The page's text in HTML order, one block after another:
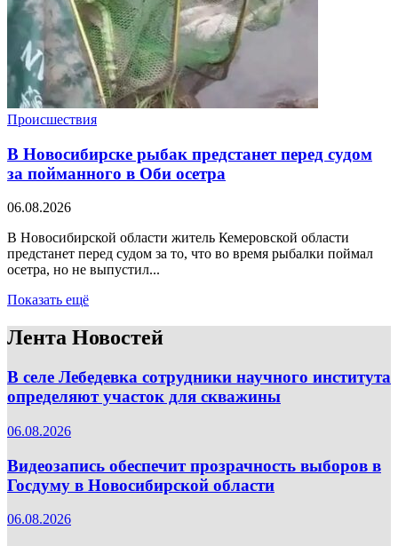
Происшествия
В Новосибирске рыбак предстанет перед судом
за пойманного в Оби осетра
06.08.2026
В Новосибирской области житель Кемеровской области
предстанет перед судом за то, что во время рыбалки поймал
осетра, но не выпустил...
Показать ещё
Лента Новостей
В селе Лебедевка сотрудники научного института
определяют участок для скважины
06.08.2026
Видеозапись обеспечит прозрачность выборов в
Госдуму в Новосибирской области
06.08.2026